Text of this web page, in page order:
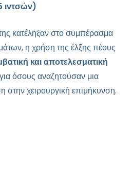
ιντσών)
κατέληξαν στο συμπέρασμα
η χρήση της έλξης πέους
και αποτελεσματική
για όσους αναζητούσαν μια
στην χειρουργική επιμήκυνση.